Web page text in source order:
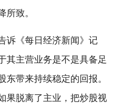
致。
诉《每日经济新闻》记
其主营业务是不是具备足
带来持续稳定的回报。
果脱离了主业，把炒股视